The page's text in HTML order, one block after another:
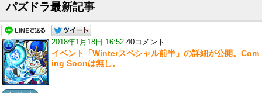
パズドラ最新記事
2018年1月18日 16:52 40コメント
イベント「Winterスペシャル前半」の詳細が公開。Com
ing Soonは無し。